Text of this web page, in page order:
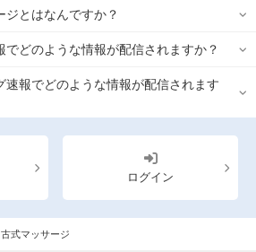
ジとはなんですか？
でどのような情報が配信されますか？
速報でどのような情報が配信されます
ログイン
式マッサージ